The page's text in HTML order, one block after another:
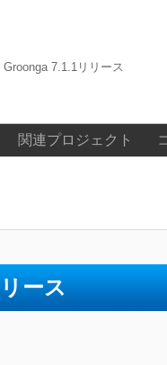
Groonga 7.1.1リリース
関連プロジェクト
ース